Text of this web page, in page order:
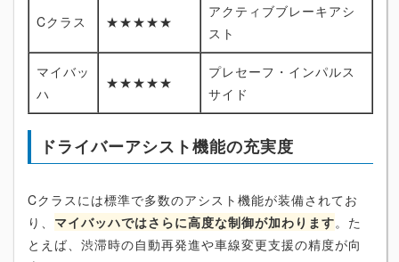
Cクラス ★★★★★
アクティブブレーキアシ
スト
マイバッ
ハ
★★★★★
プレセーフ・インパルス
サイド
ドライバーアシスト機能の充実度
Cクラスには標準で多数のアシスト機能が装備されてお
り、 マイバッハではさらに高度な制御が加わります。た
とえば、渋滞時の自動再発進や車線変更支援の精度が向